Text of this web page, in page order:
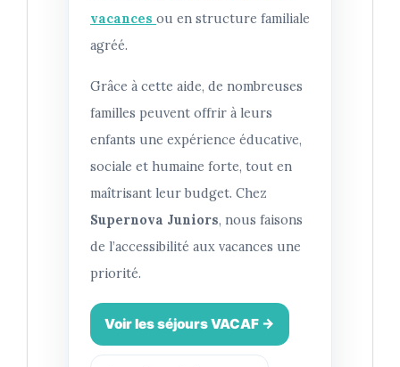
vacances ou en structure familiale
agréé.
Grâce à cette aide, de nombreuses
familles peuvent offrir à leurs
enfants une expérience éducative,
sociale et humaine forte, tout en
maîtrisant leur budget. Chez
Supernova Juniors, nous faisons
de l’accessibilité aux vacances une
priorité.
Voir les séjours VACAF →